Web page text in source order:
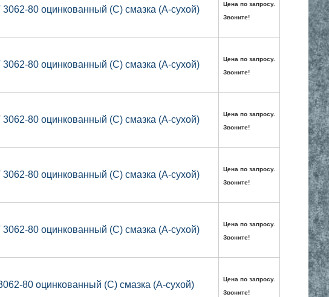
80 оцинкованный (С) смазка (А-сухой)
Цена по запросу.
Звоните!
80 оцинкованный (С) смазка (А-сухой)
Цена по запросу.
Звоните!
80 оцинкованный (С) смазка (А-сухой)
Цена по запросу.
Звоните!
80 оцинкованный (С) смазка (А-сухой)
Цена по запросу.
Звоните!
80 оцинкованный (С) смазка (А-сухой)
Цена по запросу.
Звоните!
80 оцинкованный (С) смазка (А-сухой)
Цена по запросу.
Звоните!